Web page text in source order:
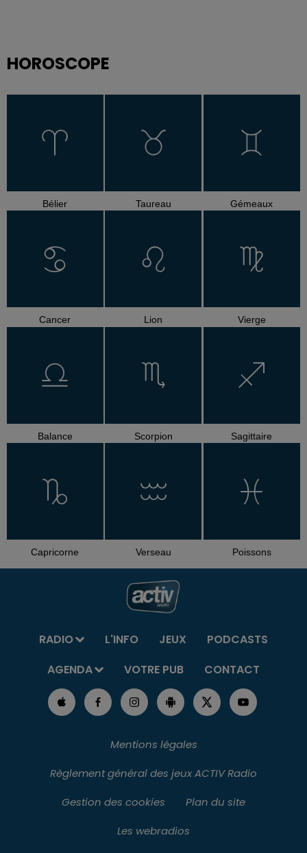
HOROSCOPE
Bélier Taureau Gémeaux
Cancer Lion Vierge
Balance Scorpion Sagittaire
Capricorne Verseau Poissons
RADIO L'INFO JEUX
PODCASTS
AGENDA
VOTRE PUB CONTACT
Mentions légales
Règlement général des jeux ACTIV Radio
Gestion des cookies
Plan du site
Les webradios